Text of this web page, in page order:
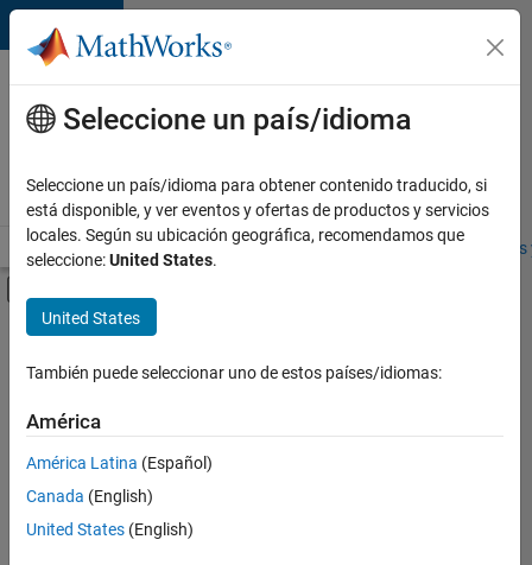
Saltar al contenido
Ofertas
de
empleo
MathWorks
Visión general Búsqueda de empleo Oficinas locales
Contenido principal
FILTRADO POR
Education Marketing
Product Marketing
Ordenar por
Seleccione un país/idioma
Seleccione un país/idioma para obtener contenido traducido, si
está disponible, y ver eventos y ofertas de productos y servicios
locales. Según su ubicación geográfica, recomendamos que
seleccione:United States.
United States
También puede seleccionar uno de estos países/idiomas:
América
América Latina (Español)
Canada (English)
United States (English)